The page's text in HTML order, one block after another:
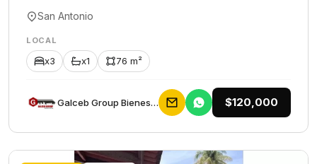
San Antonio
LOCAL
x3 x1 76 m²
Galceb Group Bienes Raices $120,000